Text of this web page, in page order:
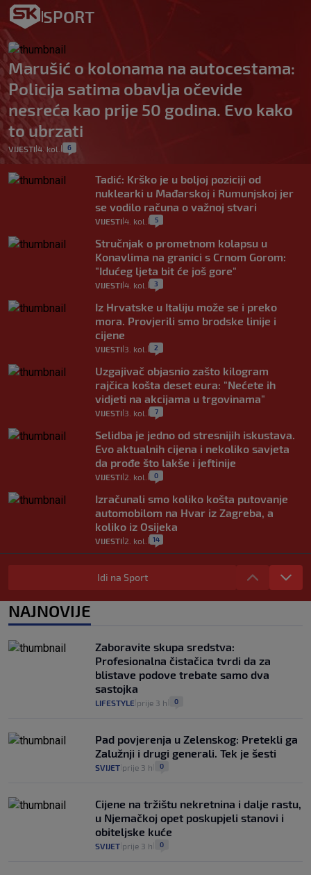
SPORT
Marušić o kolonama na autocestama:
Policija satima obavlja očevide
nesreća kao prije 50 godina. Evo kako
to ubrzati
VIJESTI 4. kol. 6
Tadić: Krško je u boljoj poziciji od
nuklearki u Mađarskoj i Rumunjskoj jer
se vodilo računa o važnoj stvari
VIJESTI 4. kol. 5
Stručnjak o prometnom kolapsu u
Konavlima na granici s Crnom Gorom:
"Idućeg ljeta bit će još gore"
VIJESTI 4. kol. 3
Iz Hrvatske u Italiju može se i preko
mora. Provjerili smo brodske linije i
cijene
VIJESTI 3. kol. 2
Uzgajivač objasnio zašto kilogram
rajčica košta deset eura: "Nećete ih
vidjeti na akcijama u trgovinama"
VIJESTI 3. kol. 7
Selidba je jedno od stresnijih iskustava.
Evo aktualnih cijena i nekoliko savjeta
da prođe što lakše i jeftinije
VIJESTI 2. kol. 0
Izračunali smo koliko košta putovanje
automobilom na Hvar iz Zagreba, a
koliko iz Osijeka
VIJESTI 2. kol. 14
"Kći je otišla na more, a zaboravila
zdravstvenu iskaznicu". Kakva su prava
pacijenata izvan mjesta prebivališta?
1
Plenković na 15 dana ukine mjere: "Ne bi
se dogodilo ništa. Vlada se zaljubila u te
intervencije"
30. srp. 25
Idi na Sport
NAJNOVIJE
Zaboravite skupa sredstva:
Profesionalna čistačica tvrdi da za
blistave podove trebate samo dva
sastojka
LIFESTYLE prije 3 h 0
Pad povjerenja u Zelenskog: Pretekli ga
Zalužnji i drugi generali. Tek je šesti
SVIJET prije 3 h 0
Cijene na tržištu nekretnina i dalje rastu,
u Njemačkoj opet poskupjeli stanovi i
obiteljske kuće
SVIJET prije 3 h 0